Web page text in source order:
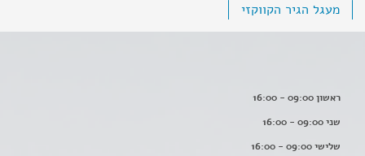
מעגל הגיר הקווקזי
ראשון 09:00 - 16:00
שני 09:00 - 16:00
שלישי 09:00 - 16:00